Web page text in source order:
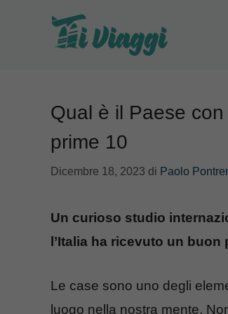
Qual è il Paese
prime 10
Dicembre 18, 2023 di Paolo
Un curioso studio
l’Italia ha ricevuto un buon
Le case sono uno degli
luogo nella nostra mente.